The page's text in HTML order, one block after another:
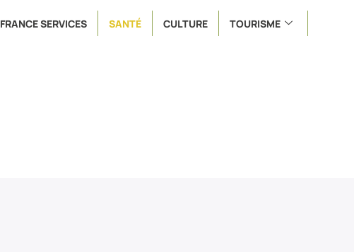
FRANCE SERVICES SANTÉ CULTURE
TOURISME